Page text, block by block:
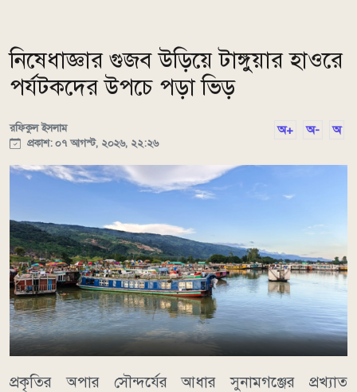
নিষেধাজ্ঞার গুজব উড়িয়ে টাঙ্গুয়ার হাওরে
পর্যটকদের উপচে পড়া ভিড়
রফিকুল ইসলাম
প্রকাশ: ০৭ আগস্ট, ২০২৬, ২২:২৬
অ+ অ- অ
​প্রকৃতির অপার সৌন্দর্যের আধার সুনামগঞ্জের প্রখ্যাত